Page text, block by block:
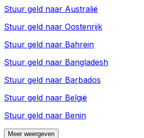
Stuur geld naar Australië
Stuur geld naar Oostenrijk
Stuur geld naar Bahrein
Stuur geld naar Bangladesh
Stuur geld naar Barbados
Stuur geld naar België
Stuur geld naar Benin
Meer weergeven